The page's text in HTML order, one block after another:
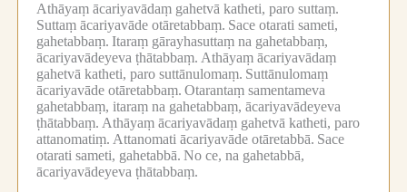
Athāyaṃ ācariyavādaṃ gahetvā katheti, paro suttaṃ.
Suttaṃ ācariyavāde otāretabbaṃ. Sace otarati sameti,
gahetabbaṃ. Itaraṃ gārayhasuttaṃ na gahetabbaṃ,
ācariyavādeyeva ṭhātabbaṃ. Athāyaṃ ācariyavādaṃ
gahetvā katheti, paro suttānulomaṃ. Suttānulomaṃ
ācariyavāde otāretabbaṃ. Otarantaṃ samentameva
gahetabbaṃ, itaraṃ na gahetabbaṃ, ācariyavādeyeva
ṭhātabbaṃ. Athāyaṃ ācariyavādaṃ gahetvā katheti, paro
attanomatiṃ. Attanomati ācariyavāde otāretabbā. Sace
otarati sameti, gahetabbā. No ce, na gahetabbā,
ācariyavādeyeva ṭhātabbaṃ.